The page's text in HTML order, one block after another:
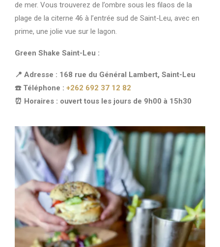
de mer. Vous trouverez de l’ombre sous les filaos de la
plage de la citerne 46 à l’entrée sud de Saint-Leu, avec en
prime, une jolie vue sur le lagon.
Green Shake Saint-Leu :
📍 Adresse : 168 rue du Général Lambert, Saint-Leu
☎️ Téléphone : +262 692 37 12 82
⏰ Horaires : ouvert tous les jours de 9h00 à 15h30